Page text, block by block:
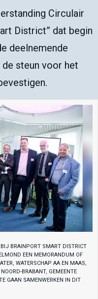
Circulair
District” dat begin
deelnemende
steun voor het
BRAINPORT SMART DISTRICT
EEN MEMORANDUM OF
WATERSCHAP AA EN MAAS,
BRABANT, GEMEENTE
GAAN SAMENWERKEN IN DIT